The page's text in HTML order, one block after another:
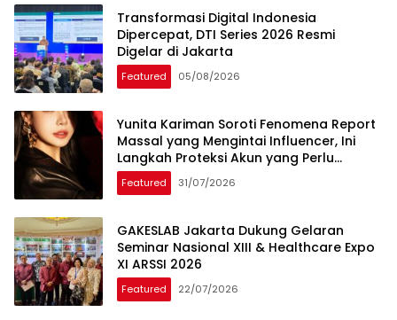
Transformasi Digital Indonesia
Dipercepat, DTI Series 2026 Resmi
Digelar di Jakarta
Featured 05/08/2026
Yunita Kariman Soroti Fenomena Report
Massal yang Mengintai Influencer, Ini
Langkah Proteksi Akun yang Perlu
Diketahui
Featured 31/07/2026
GAKESLAB Jakarta Dukung Gelaran
Seminar Nasional XIII & Healthcare Expo
XI ARSSI 2026
Featured 22/07/2026